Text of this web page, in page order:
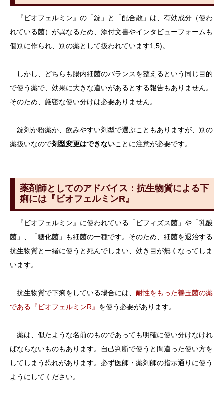
『ビオフェルミン』の「錠」と「配合散」は、有効成分（使わ
れている菌）が異なるため、添付文書やインタビューフォームも
個別に作られ、別の薬として扱われています1,5)。
しかし、どちらも腸内細菌のバランスを整えるという同じ目的
で使う薬で、効果に大きな違いがあるとする報告もありません。
そのため、厳密な使い分けは必要ありません。
錠剤か粉薬か、飲みやすい剤型で選ぶこともありますが、別の
薬扱いなので剤型変更はできないことに注意が必要です。
薬剤師としてのアドバイス：抗生物質による下
痢には『ビオフェルミンR』
『ビオフェルミン』に使われている「ビフィズス菌」や「乳酸
菌」、「糖化菌」も細菌の一種です。そのため、細菌を退治する
抗生物質と一緒に使うと死んでしまい、効き目が無くなってしま
います。
抗生物質で下痢をしている場合には、 耐性をもった善玉菌の薬
である『ビオフェルミンR』 を使う必要があります。
薬は、似たような名前のものであっても明確に使い分けなけれ
ばならないものもあります。自己判断で使うと間違った使い方を
してしまう恐れがあります。必ず医師・薬剤師の指示通りに使う
ようにしてください。